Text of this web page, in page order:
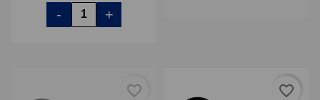
- +
favorite_border favorite_border